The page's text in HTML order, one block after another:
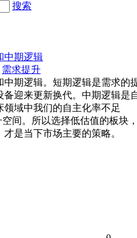
搜索
中期逻辑
需求提升
中期逻辑。短期逻辑是需求的
迎来更新换代。中期逻辑是
域中我们的自主化率不足
间。所以选择低估值的板块，
是当下市场主要的策略。